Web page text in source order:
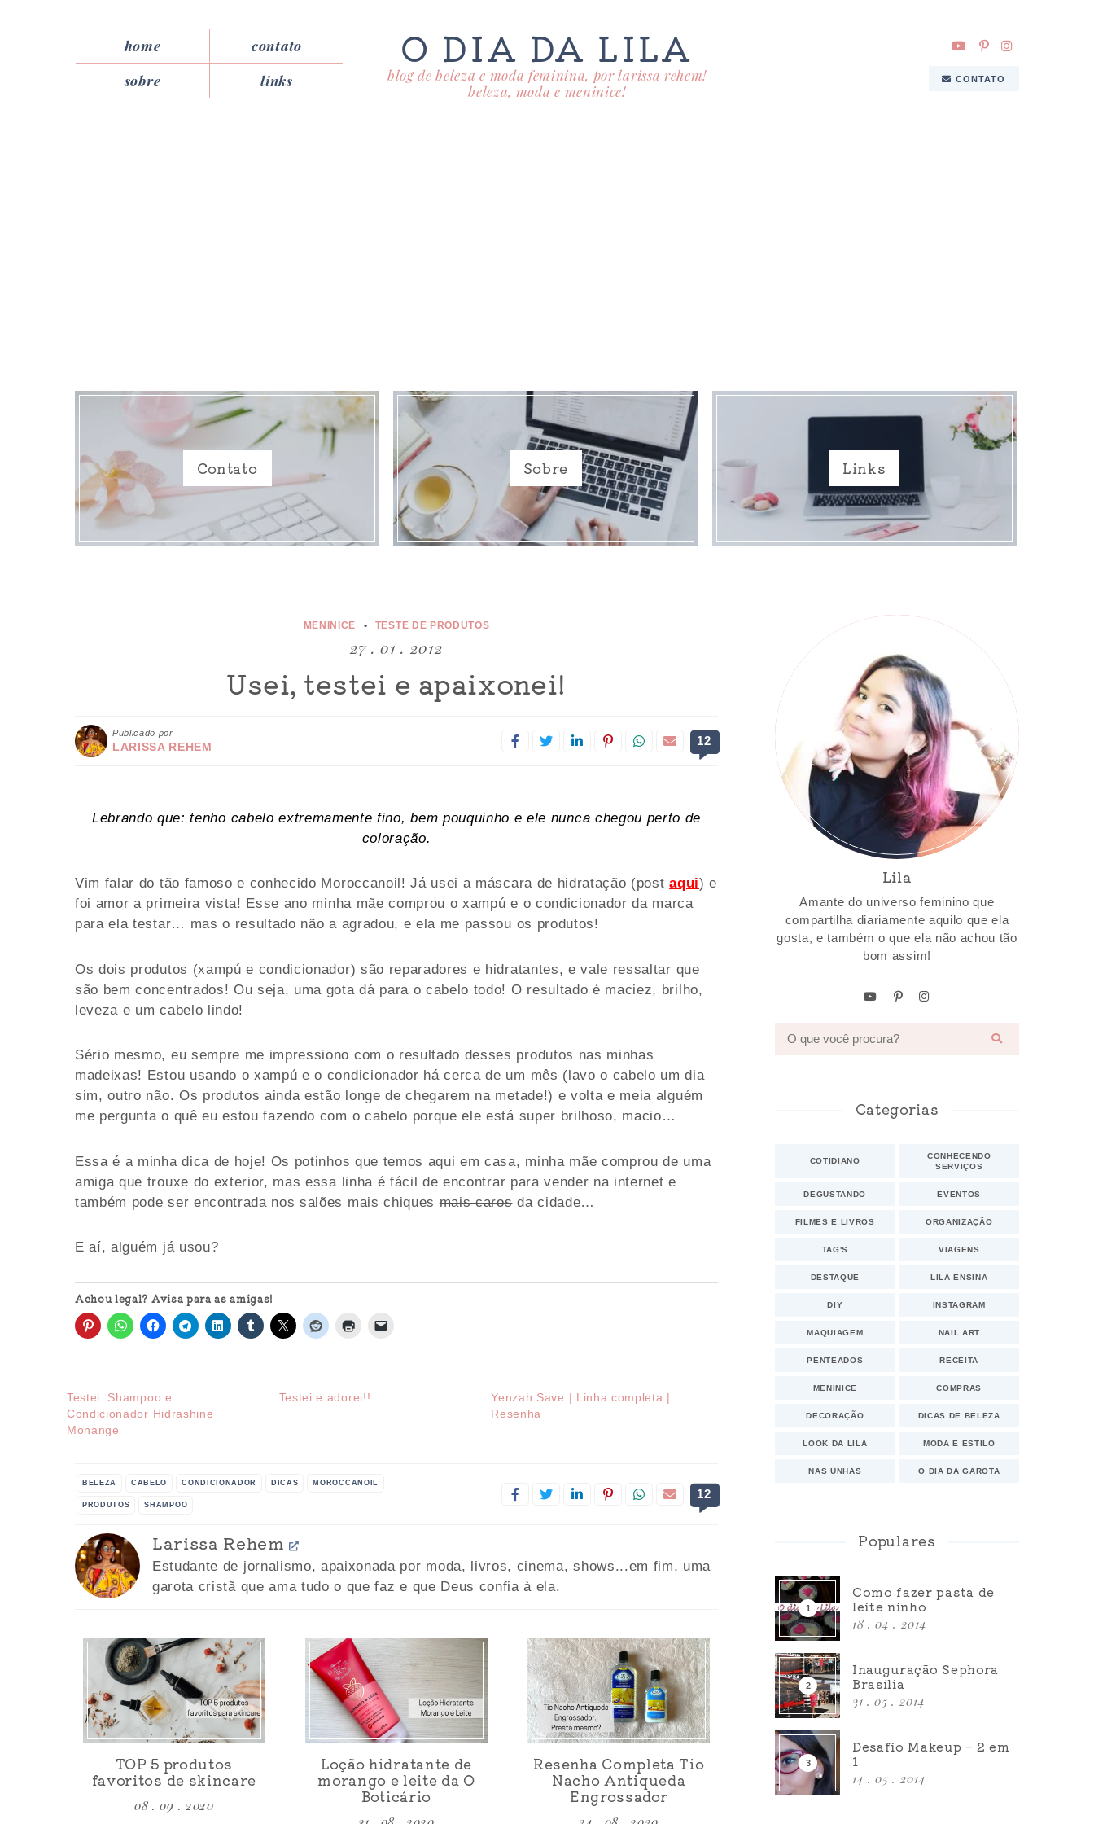
home
contato
sobre
links
O DIA DA LILA
blog de beleza e moda feminina, por larissa rehem!
beleza, moda e meninice!
CONTATO
Contato Sobre Links
MENINICE TESTE DE PRODUTOS
27 . 01 . 2012
Usei, testei e apaixonei!
Publicado por
LARISSA REHEM 12
Lebrando que: tenho cabelo extremamente fino, bem pouquinho e ele nunca chegou perto de
coloração.
Vim falar do tão famoso e conhecido Moroccanoil! Já usei a máscara de hidratação (postaqui) e
foi amor a primeira vista! Esse ano minha mãe comprou o xampú e o condicionador da marca
para ela testar… mas o resultado não a agradou, e ela me passou os produtos!
Os dois produtos (xampú e condicionador) são reparadores e hidratantes, e vale ressaltar que
são bem concentrados! Ou seja, uma gota dá para o cabelo todo! O resultado é maciez, brilho,
leveza e um cabelo lindo!
Sério mesmo, eu sempre me impressiono com o resultado desses produtos nas minhas
madeixas! Estou usando o xampú e o condicionador há cerca de um mês (lavo o cabelo um dia
sim, outro não. Os produtos ainda estão longe de chegarem na metade!) e volta e meia alguém
me pergunta o quê eu estou fazendo com o cabelo porque ele está super brilhoso, macio…
Essa é a minha dica de hoje! Os potinhos que temos aqui em casa, minha mãe comprou de uma
amiga que trouxe do exterior, mas essa linha é fácil de encontrar para vender na internet e
também pode ser encontrada nos salões mais chiquesmais carosda cidade…
E aí, alguém já usou?
Achou legal? Avisa para as amigas!
Testei: Shampoo e
Condicionador Hidrashine
Monange
Testei e adorei!!
Yenzah Save | Linha completa |
Resenha
BELEZA CABELO CONDICIONADOR DICAS MOROCCANOIL
PRODUTOS SHAMPOO
12
Larissa Rehem
Estudante de jornalismo, apaixonada por moda, livros, cinema, shows...em fim, uma
garota cristã que ama tudo o que faz e que Deus confia à ela.
TOP 5 produtos
favoritos de skincare
08 . 09 . 2020
Loção hidratante de
morango e leite da O
Boticário
Resenha Completa Tio
Nacho Antiqueda
Engrossador
Lila
Amante do universo feminino que
compartilha diariamente aquilo que ela
gosta, e também o que ela não achou tão
bom assim!
Categorias
COTIDIANO
CONHECENDO
SERVIÇOS
DEGUSTANDO EVENTOS
FILMES E LIVROS ORGANIZAÇÃO
TAG'S VIAGENS
DESTAQUE LILA ENSINA
DIY INSTAGRAM
MAQUIAGEM NAIL ART
PENTEADOS RECEITA
MENINICE COMPRAS
DECORAÇÃO DICAS DE BELEZA
LOOK DA LILA MODA E ESTILO
NAS UNHAS O DIA DA GAROTA
Populares
Como fazer pasta de
leite ninho
18 . 04 . 2014
Inauguração Sephora
Brasília
31 . 05 . 2014
Desafio Makeup – 2 em
1
14 . 05 . 2014